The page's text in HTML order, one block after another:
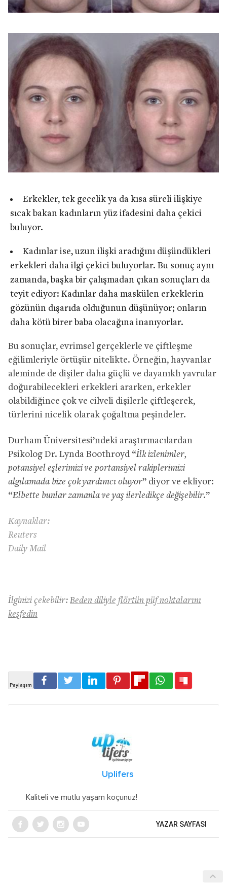
Erkekler, tek gecelik ya da kısa süreli ilişkiye
sıcak bakan kadınların yüz ifadesini daha çekici
buluyor.
Kadınlar ise, uzun ilişki aradığını düşündükleri
erkekleri daha ilgi çekici buluyorlar. Bu sonuç aynı
zamanda, başka bir çalışmadan çıkan sonuçları da
teyit ediyor: Kadınlar daha maskülen erkeklerin
gözünün dışarıda olduğunun düşünüyor; onların
daha kötü birer baba olacağına inanıyorlar.
Bu sonuçlar, evrimsel gerçeklerle ve çiftleşme
eğilimleriyle örtüşür nitelikte. Örneğin, hayvanlar
aleminde de dişiler daha güçlü ve dayanıklı yavrular
doğurabilecekleri erkekleri ararken, erkekler
olabildiğince çok ve cilveli dişilerle çiftleşerek,
türlerini nicelik olarak çoğaltma peşindeler.
Durham Üniversitesi’ndeki araştırmacılardan
Psikolog Dr. Lynda Boothroyd “İlk izlenimler,
potansiyel eşlerimizi ve portansiyel rakiplerimizi
algılamada bize çok yardımcı oluyor” diyor ve ekliyor:
“Elbette bunlar zamanla ve yaş ilerledikçe değişebilir.”
Kaynaklar:
Reuters
Daily Mail
İlginizi çekebilir: Beden diliyle flörtün püf noktalarını
keşfedin
Uplifers
Kaliteli ve mutlu yaşam koçunuz!
YAZAR SAYFASI